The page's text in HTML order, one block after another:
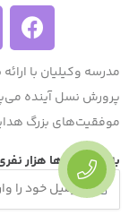
مدرسه وکیلیان با
پرورش نسل آینده
موفقیت‌های بزرگ
به جمع صد‌ها هزار